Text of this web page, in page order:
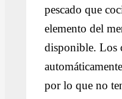
pescado que
elemento del
disponible. Los
por lo que no